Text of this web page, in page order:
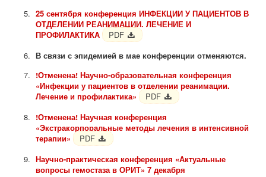
25 сентября конференция ИНФЕКЦИИ У ПАЦИЕНТОВ В
ОТДЕЛЕНИИ РЕАНИМАЦИИ. ЛЕЧЕНИЕ И
ПРОФИЛАКТИКА
PDF
В связи с эпидемией в мае конференции отменяются.
!Отменена! Научно-образовательная конференция
«Инфекции у пациентов в отделении реанимации.
Лечение и профилактика»
PDF
!Отменена! Научная конференция
«Экстракорпоральные методы лечения в интенсивной
терапии»
PDF
Научно-практическая конференция «Актуальные
вопросы гемостаза в ОРИТ» 7 декабря